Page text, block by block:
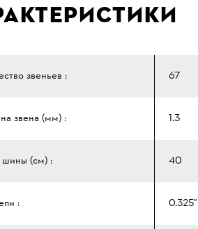
звеньев : 67
звена (мм) : 1.3
(см) : 40
: 0.325"